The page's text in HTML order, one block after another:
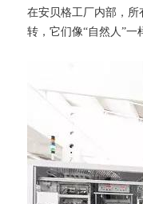
在安贝格工厂内部，
转，它们像“自然人”